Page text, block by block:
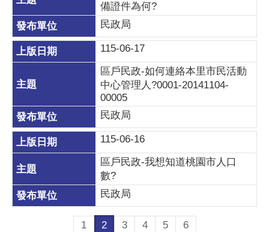
備證件為何?
民政局
115-06-17
區戶民政-如何連絡本里市民活動
中心管理人?0001-20141104-
00005
民政局
115-06-16
區戶民政-我想知道桃園市人口
數?
民政局
1 2 3 4 5 6